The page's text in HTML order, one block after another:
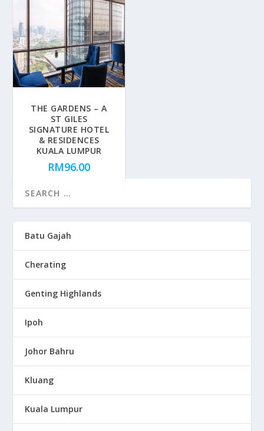
THE GARDENS – A
ST GILES
SIGNATURE HOTEL
& RESIDENCES
KUALA LUMPUR
RM96.00
Batu Gajah
Cherating
Genting Highlands
Ipoh
Johor Bahru
Kluang
Kuala Lumpur